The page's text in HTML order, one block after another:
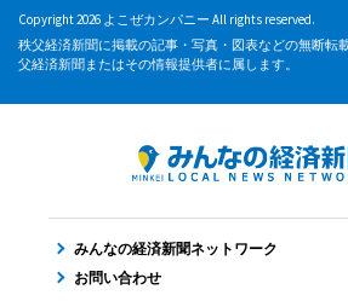
Copyright 2026 よこぜカンパニー All rights reserved.
秩父経済新聞に掲載の記事・写真・図表などの無断転
父経済新聞またはその情報提供者に属します。
みんなの経済新聞ネットワーク
お問い合わせ